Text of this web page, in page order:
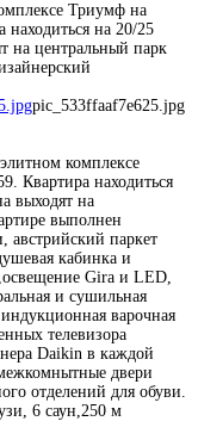
Триумф на
находиться на 20/25
на центральный парк
pic_533ffaaf7e625.jpg
комплексе
Квартира находиться
выходят на
выполнен
австрийский паркет
кабинка и
Gira и LED,
и сушильная
варочная
телевизора
Daikin в каждой
двери
отделений для обуви.
6 саун,250 м